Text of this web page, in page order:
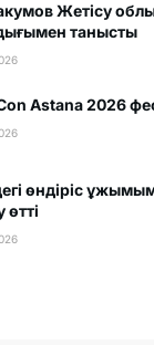
Жетісу
танысты
Astana 2026
өндіріс
өтті